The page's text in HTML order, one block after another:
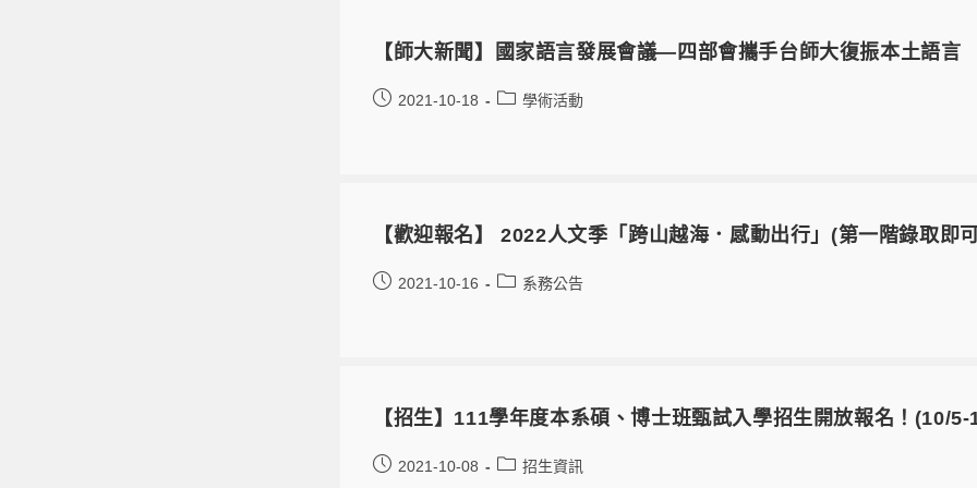
【師大新聞】國家語言發展會議—四部會攜手台師大復振本土語言
2021-10-18 學術活動
【歡迎報名】 2022人文季「跨山越海．感動出行」(第一階錄取即
2021-10-16 系務公告
【招生】111學年度本系碩、博士班甄試入學招生開放報名！(10/
2021-10-08 招生資訊